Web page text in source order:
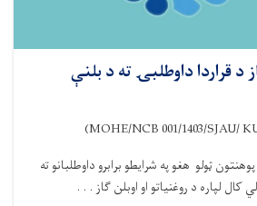
د قراردا داوطلبۍ ته د بلنې
(MOHE/NCB 001/1403/SJAU/
ټولو هغو په شرایطو برابرو داوطلبانو ته